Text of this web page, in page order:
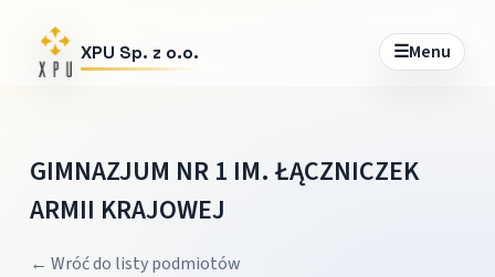
XPU Sp. z o.o. ☰Menu
GIMNAZJUM NR 1 IM. ŁĄCZNICZEK
ARMII KRAJOWEJ
← Wróć do listy podmiotów